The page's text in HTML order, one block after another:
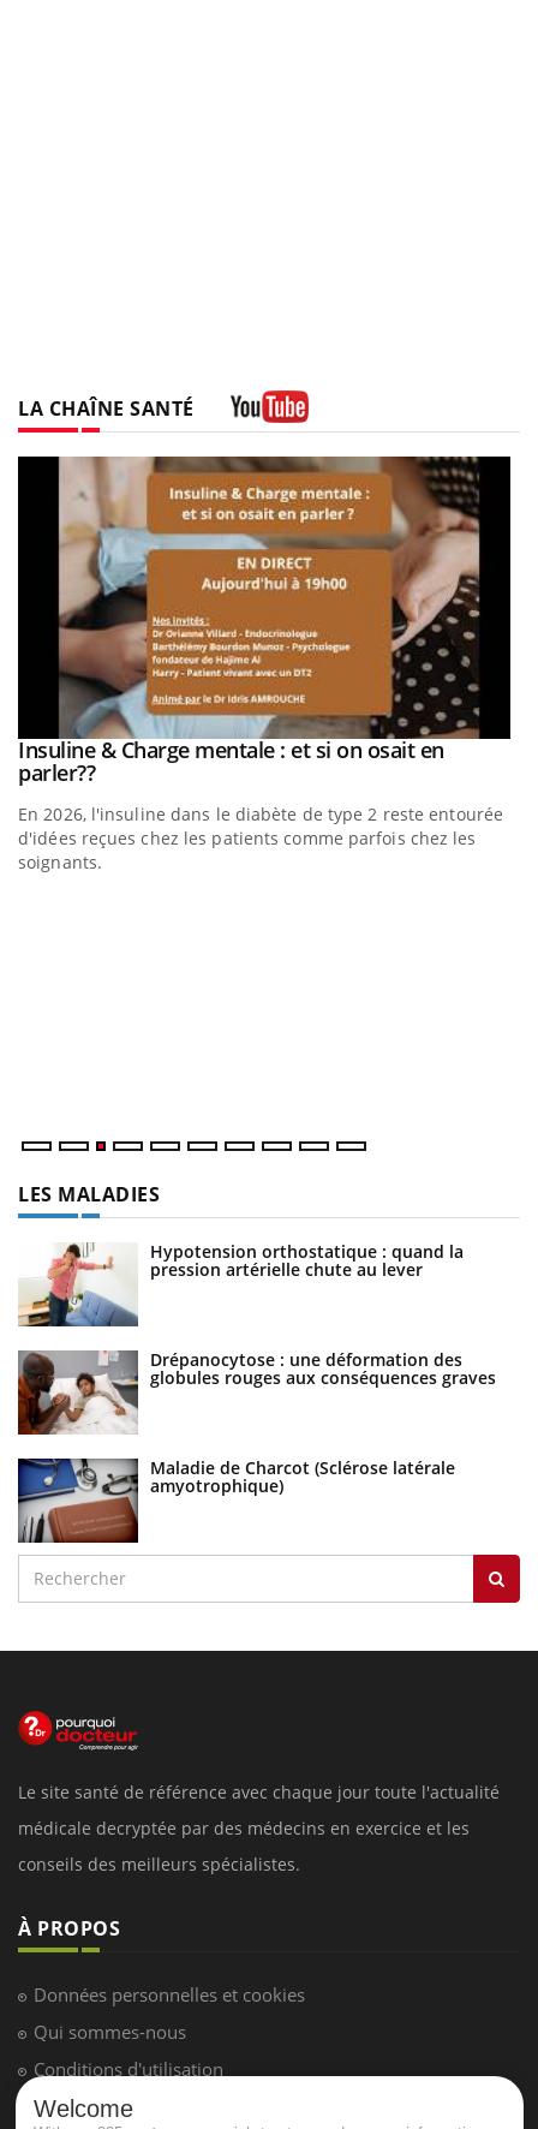
LA CHAÎNE SANTÉ
Youtube
Insuline & Charge mentale : et si on osait en
parler??Youtube
En 2026, l'insuline dans le diabète de type 2 reste entourée
d'idées reçues chez les patients comme parfois chez les
soignants.
LES MALADIES
Hypotension orthostatique : quand la
pression artérielle chute au lever
Drépanocytose : une déformation des
globules rouges aux conséquences graves
Maladie de Charcot (Sclérose latérale
amyotrophique)
Le site santé de référence avec chaque jour toute l'actualité
médicale decryptée par des médecins en exercice et les
conseils des meilleurs spécialistes.
À PROPOS
Données personnelles et cookies
Qui sommes-nous
Conditions d'utilisation
Plan du site
Welcome